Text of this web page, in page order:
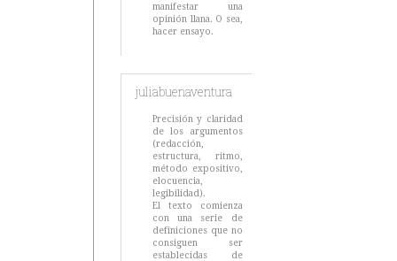
manifestar una
opinión llana. O sea,
hacer ensayo.
juliabuenaventura
Precisión y claridad
de los argumentos
(redacción,
estructura, ritmo,
método expositivo,
elocuencia,
legibilidad).
El texto comienza
con una serie de
definiciones que no
consiguen ser
establecidas de